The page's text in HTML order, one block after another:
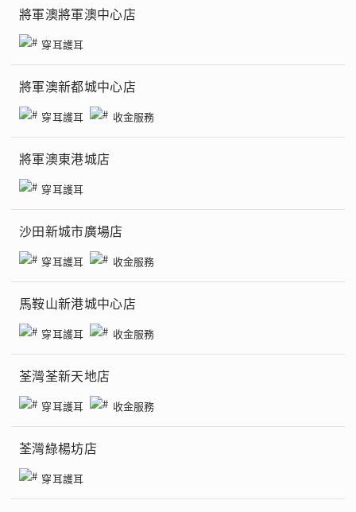
將軍澳將軍澳中心店
穿耳護耳
將軍澳新都城中心店
穿耳護耳 收金服務
將軍澳東港城店
穿耳護耳
沙田新城市廣場店
穿耳護耳 收金服務
馬鞍山新港城中心店
穿耳護耳 收金服務
荃灣荃新天地店
穿耳護耳 收金服務
荃灣綠楊坊店
穿耳護耳